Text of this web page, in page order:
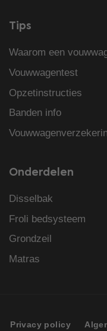
Tips
Waarom een
Vouwwagentest
Opzetinstructies
Banden info
Onderdelen
Disselbak
Froli bedsysteem
Grondzeil
Matras
Privacy policy